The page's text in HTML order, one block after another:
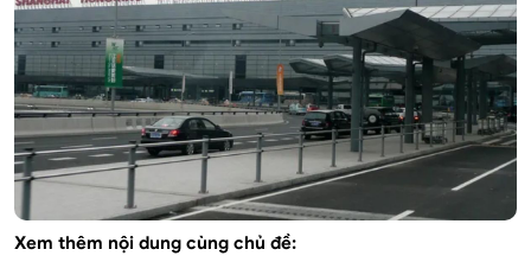
Xem thêm nội dung cùng chủ đề: